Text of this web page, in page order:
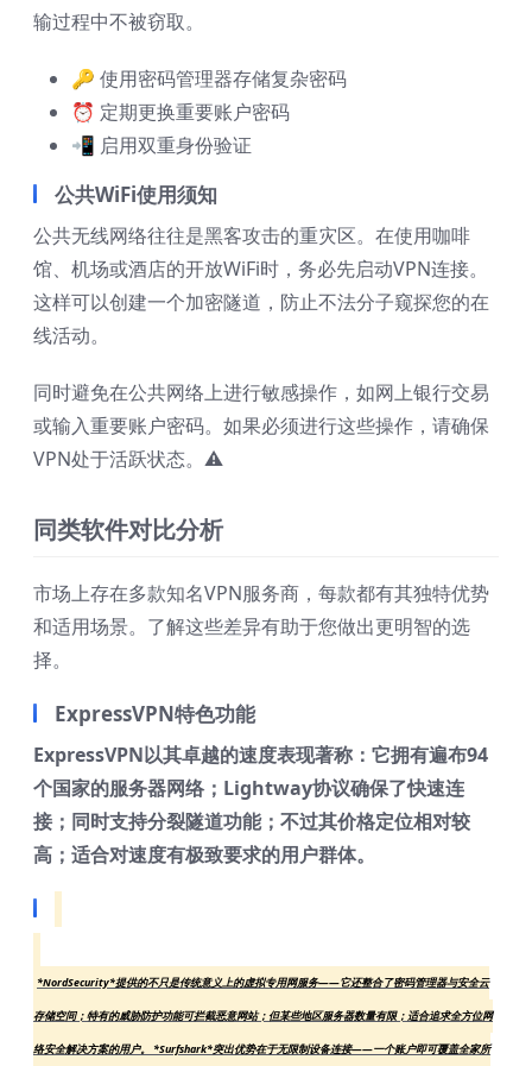
输过程中不被窃取。
🔑 使用密码管理器存储复杂密码
⏰ 定期更换重要账户密码
📲 启用双重身份验证
公共WiFi使用须知
公共无线网络往往是黑客攻击的重灾区。在使用咖啡
馆、机场或酒店的开放WiFi时，务必先启动VPN连接。
这样可以创建一个加密隧道，防止不法分子窥探您的在
线活动。
同时避免在公共网络上进行敏感操作，如网上银行交易
或输入重要账户密码。如果必须进行这些操作，请确保
VPN处于活跃状态。⚠️
同类软件对比分析
市场上存在多款知名VPN服务商，每款都有其独特优势
和适用场景。了解这些差异有助于您做出更明智的选
择。
ExpressVPN特色功能
ExpressVPN以其卓越的速度表现著称：它拥有遍布94
个国家的服务器网络；Lightway协议确保了快速连
接；同时支持分裂隧道功能；不过其价格定位相对较
高；适合对速度有极致要求的用户群体。
*NordSecurity*提供的不只是传统意义上的虚拟专用网服务——它还整合了密码管理器与安全云
存储空间；特有的威胁防护功能可拦截恶意网站；但某些地区服务器数量有限；适合追求全方位网
络安全解决方案的用户。 *Surfshark*突出优势在于无限制设备连接——一个账户即可覆盖全家所